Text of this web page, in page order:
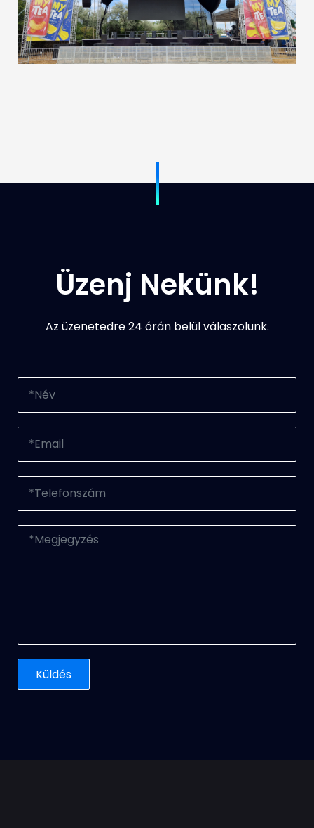
Üzenj Nekünk!
Az üzenetedre 24 órán belül válaszolunk.